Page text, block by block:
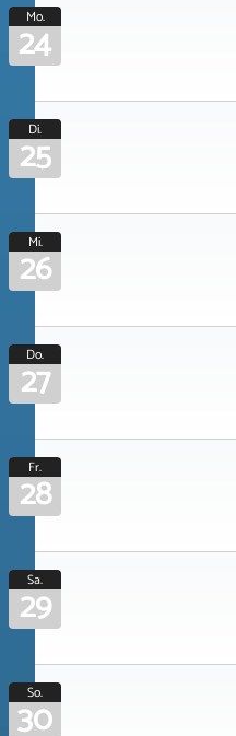
Mo.
24
Di.
25
Mi.
26
Do.
27
Fr.
28
Sa.
29
So.
30